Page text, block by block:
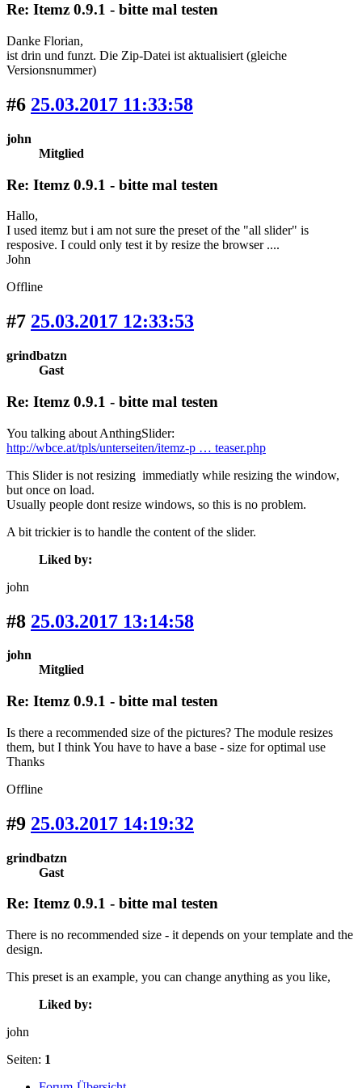
Re: Itemz 0.9.1 - bitte mal testen
Danke Florian,
ist drin und funzt. Die Zip-Datei ist aktualisiert (gleiche
Versionsnummer)
#6 25.03.2017 11:33:58
john
Mitglied
Re: Itemz 0.9.1 - bitte mal testen
Hallo,
I used itemz but i am not sure the preset of the "all slider" is
resposive. I could only test it by resize the browser ....
John
Offline
#7 25.03.2017 12:33:53
grindbatzn
Gast
Re: Itemz 0.9.1 - bitte mal testen
You talking about AnthingSlider:
http://wbce.at/tpls/unterseiten/itemz-p … teaser.php
This Slider is not resizing immediatly while resizing the window,
but once on load.
Usually people dont resize windows, so this is no problem.
A bit trickier is to handle the content of the slider.
Liked by:
john
#8 25.03.2017 13:14:58
john
Mitglied
Re: Itemz 0.9.1 - bitte mal testen
Is there a recommended size of the pictures? The module resizes
them, but I think You have to have a base - size for optimal use
Thanks
Offline
#9 25.03.2017 14:19:32
grindbatzn
Gast
Re: Itemz 0.9.1 - bitte mal testen
There is no recommended size - it depends on your template and the
design.
This preset is an example, you can change anything as you like,
Liked by:
john
Seiten: 1